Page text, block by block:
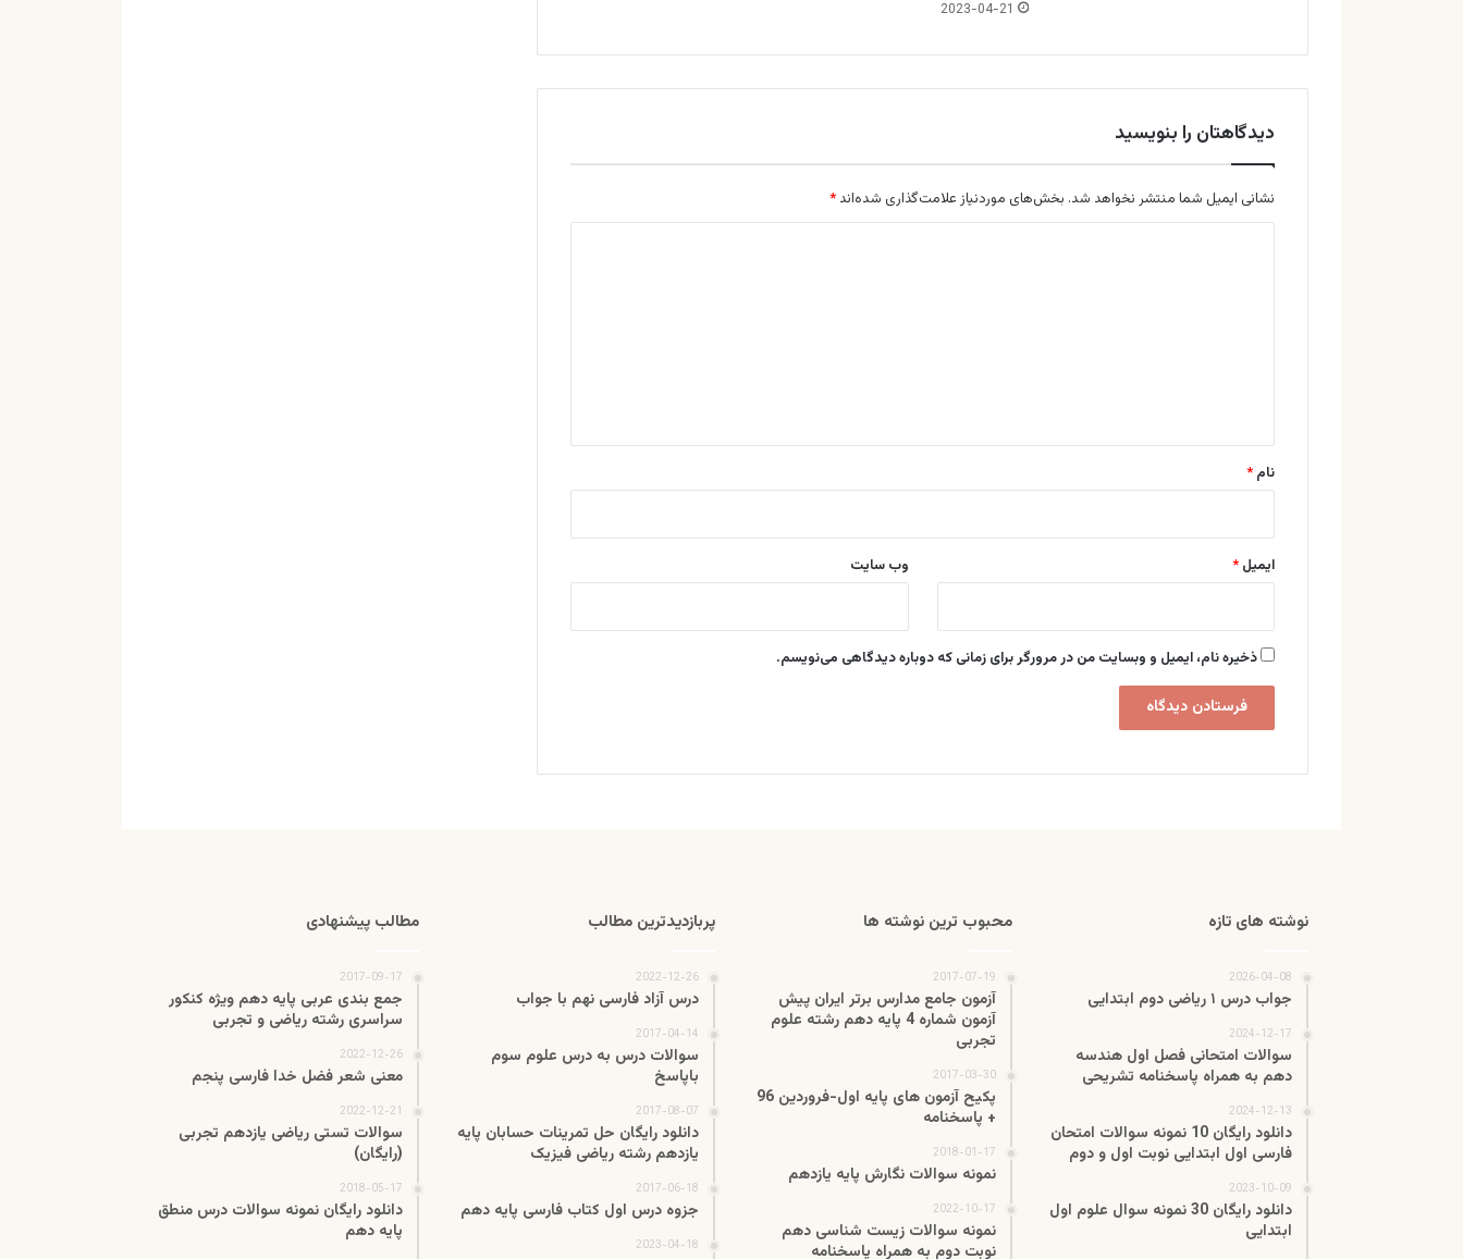
2023-04-21
دیدگاهتان را بنویسید
نشانی ایمیل شما منتشر نخواهد شد. بخش‌های موردنیاز علامت‌گذاری شده‌اند *
نام *
ایمیل * وب‌ سایت
ذخیره نام، ایمیل و وبسایت من در مرورگر برای زمانی که دوباره دیدگاهی می‌نویسم.
نوشته های تازه
2026-04-08
جواب درس ۱ ریاضی دوم ابتدایی
2024-12-17
سوالات امتحانی فصل اول هندسه
دهم به همراه پاسخنامه تشریحی
2024-12-13
دانلود رایگان 10 نمونه سوالات امتحان
فارسی اول ابتدایی نوبت اول و دوم
2023-10-09
دانلود رایگان 30 نمونه سوال علوم اول
ابتدایی
محبوب ترین نوشته ها
2017-07-19
آزمون جامع مدارس برتر ایران پیش
آزمون شماره 4 پایه دهم رشته علوم
تجربی
2017-03-30
پکیح آزمون های پایه اول-فروردین 96
+ پاسخنامه
2018-01-17
نمونه سوالات نگارش پایه یازدهم
2022-10-17
نمونه سوالات زیست شناسی دهم
نوبت دوم به همراه پاسخنامه
پربازدیدترین مطالب
2022-12-26
درس آزاد فارسی نهم با جواب
2017-04-14
سوالات درس به درس علوم سوم
باپاسخ
2017-08-07
دانلود رایگان حل تمرینات حسابان پایه
یازدهم رشته ریاضی فیزیک
2017-06-18
جزوه درس اول کتاب فارسی پایه دهم
2023-04-18
مطالب پیشنهادی
2017-09-17
جمع بندی عربی پایه دهم ویژه کنکور
سراسری رشته ریاضی و تجربی
2022-12-26
معنی شعر فضل خدا فارسی پنجم
2022-12-21
سوالات تستی ریاضی یازدهم تجربی
(رایگان)
2018-05-17
دانلود رایگان نمونه سوالات درس منطق
پایه دهم